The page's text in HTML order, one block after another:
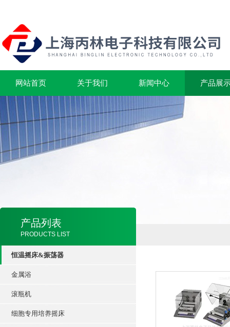
网站首页 关于我们 新闻中心 产品展
产品列表
PRODUCTS LIST
恒温摇床&振荡器
金属浴
滚瓶机
细胞专用培养摇床